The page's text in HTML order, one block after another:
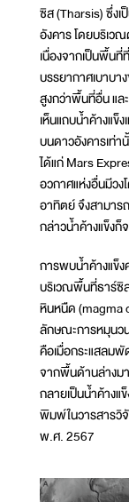
ซิส (Tharsis) ซึ่ง
อังคาร โดยบริเว
เนื่องจากเป็นพื้น
บรรยากาศเบาบ
สูงกว่าพื้นที่อื่น แล
เห็นแถบน้ำค้างแข็
บนดาวอังคารเท่า
ได้แก่ Mars
อวกาศแห่งอื่นมีว
อาทิตย์ จึงสามาร
กล่าวน้ำค้างแข็งก็
การพบน้ำค้างแข็
บริเวณพื้นที่ธาร์ซิ
หินหนืด (magma
ลักษณะการหมุนว
คือเมื่อกระแสลม
จากพื้นด้านล่างม
กลายเป็นน้ำค้างแ
พิมพ์ในวารสารวิ
พ.ศ. 2567